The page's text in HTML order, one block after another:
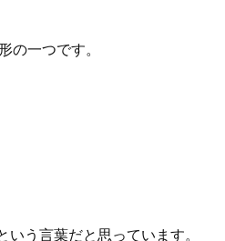
の一つです。
う言葉だと思っています。